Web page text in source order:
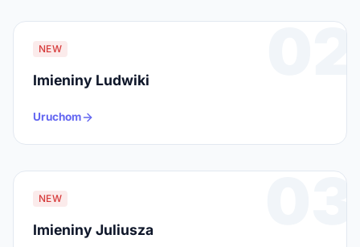
02
NEW
Imieniny Ludwiki
Uruchom
03
NEW
Imieniny Juliusza